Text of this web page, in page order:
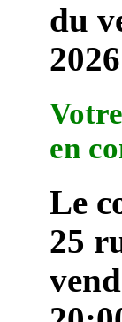
du
2026
en
Le
25